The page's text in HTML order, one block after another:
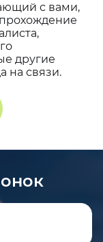
с вами,
другие
на связи.